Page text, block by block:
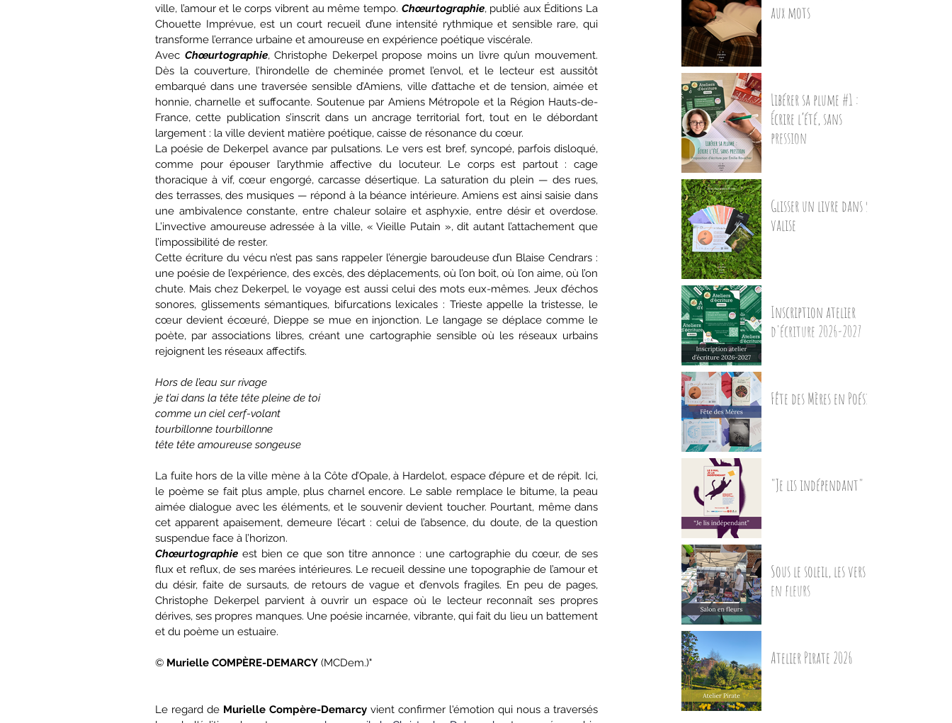
ville, l’amour et le corps vibrent au même tempo. Chœurtographie, publié aux Éditions La
Chouette Imprévue, est un court recueil d’une intensité rythmique et sensible rare, qui
transforme l’errance urbaine et amoureuse en expérience poétique viscérale.
Avec Chœurtographie, Christophe Dekerpel propose moins un livre qu’un mouvement.
Dès la couverture, l’hirondelle de cheminée promet l’envol, et le lecteur est aussitôt
embarqué dans une traversée sensible d’Amiens, ville d’attache et de tension, aimée et
honnie, charnelle et suffocante. Soutenue par Amiens Métropole et la Région Hauts-de-
France, cette publication s’inscrit dans un ancrage territorial fort, tout en le débordant
largement : la ville devient matière poétique, caisse de résonance du cœur.
La poésie de Dekerpel avance par pulsations. Le vers est bref, syncopé, parfois disloqué,
comme pour épouser l’arythmie affective du locuteur. Le corps est partout : cage
thoracique à vif, cœur engorgé, carcasse désertique. La saturation du plein — des rues,
des terrasses, des musiques — répond à la béance intérieure. Amiens est ainsi saisie dans
une ambivalence constante, entre chaleur solaire et asphyxie, entre désir et overdose.
L’invective amoureuse adressée à la ville, « Vieille Putain », dit autant l’attachement que
l’impossibilité de rester.
Cette écriture du vécu n’est pas sans rappeler l’énergie baroudeuse d’un Blaise Cendrars :
une poésie de l’expérience, des excès, des déplacements, où l’on boit, où l’on aime, où l’on
chute. Mais chez Dekerpel, le voyage est aussi celui des mots eux-mêmes. Jeux d’échos
sonores, glissements sémantiques, bifurcations lexicales : Trieste appelle la tristesse, le
cœur devient écœuré, Dieppe se mue en injonction. Le langage se déplace comme le
poète, par associations libres, créant une cartographie sensible où les réseaux urbains
rejoignent les réseaux affectifs.
Hors de l’eau sur rivage
je t’ai dans la tête tête pleine de toi
comme un ciel cerf-volant
tourbillonne tourbillonne
tête tête amoureuse songeuse
La fuite hors de la ville mène à la Côte d’Opale, à Hardelot, espace d’épure et de répit. Ici,
le poème se fait plus ample, plus charnel encore. Le sable remplace le bitume, la peau
aimée dialogue avec les éléments, et le souvenir devient toucher. Pourtant, même dans
cet apparent apaisement, demeure l’écart : celui de l’absence, du doute, de la question
suspendue face à l’horizon.
Chœurtographie est bien ce que son titre annonce : une cartographie du cœur, de ses
flux et reflux, de ses marées intérieures. Le recueil dessine une topographie de l’amour et
du désir, faite de sursauts, de retours de vague et d’envols fragiles. En peu de pages,
Christophe Dekerpel parvient à ouvrir un espace où le lecteur reconnaît ses propres
dérives, ses propres manques. Une poésie incarnée, vibrante, qui fait du lieu un battement
et du poème un estuaire.
© Murielle COMPÈRE-DEMARCY (MCDem.)"
Le regard de Murielle Compère-Demarcy vient confirmer l'émotion qui nous a traversés
aux mots
Libérer sa plume #1 :
Écrire l’été, sans
pression
Glisser un livre dans sa
valise
Inscription atelier
d'écriture 2026-2027
Fête des Mères en Poésie
"Je lis indépendant"
Sous le soleil, les vers
en fleurs
Atelier Pirate 2026